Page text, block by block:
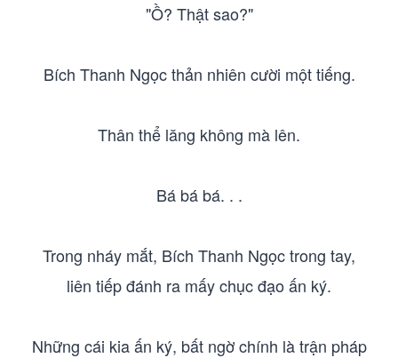
"Ồ? Thật sao?"
Bích Thanh Ngọc thản nhiên cười một tiếng.
Thân thể lăng không mà lên.
Bá bá bá. . .
Trong nháy mắt, Bích Thanh Ngọc trong tay,
liên tiếp đánh ra mấy chục đạo ấn ký.
Những cái kia ấn ký, bất ngờ chính là trận pháp